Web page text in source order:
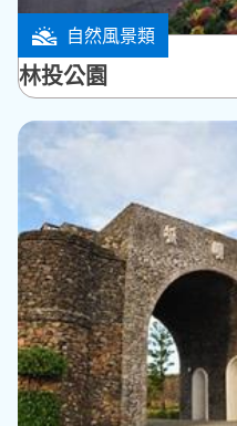
自然風景類
湖西鄉
林投公園